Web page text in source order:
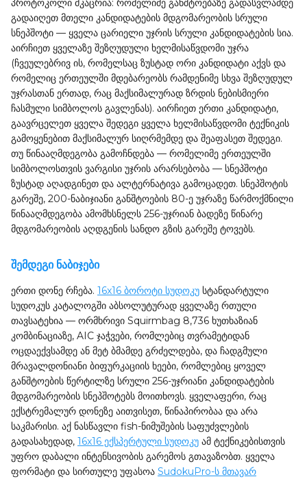
პროტოკოლი მკაცრია: რომელიმე განშტოებაზე გადასვლამდე
გადაიღეთ მთელი კანდიდატების მდგომარეობის სრული
სნეპშოტი — ყველა ცარიელი უჯრის სრული კანდიდატების სია.
აირჩიეთ ყველაზე შეზღუდული ხელმისაწვდომი უჯრა
(ჩვეულებრივ ის, რომელსაც ზუსტად ორი კანდიდატი აქვს და
რომელიც ერთეულში მდებარეობს რამდენიმე სხვა შეზღუდულ
უჯრასთან ერთად, რაც მაქსიმალურად ზრდის ნებისმიერი
ჩასმული სიმბოლოს გავლენას). აირჩიეთ ერთი კანდიდატი,
გაავრცელეთ ყველა შედეგი ყველა ხელმისაწვდომი ტექნიკის
გამოყენებით მაქსიმალურ სიღრმემდე და შეაფასეთ შედეგი.
თუ წინააღმდეგობა გამოჩნდება — რომელიმე ერთეულში
სიმბოლოსთვის ვარგისი უჯრის არარსებობა — სნეპშოტი
ზუსტად აღადგინეთ და ალტერნატივა გამოცადეთ. სნეპშოტის
გარეშე, 200-ნაბიჯიანი განშტოების 80-ე უჯრაზე წარმოქმნილი
წინააღმდეგობა ამომხსნელს 256-უჯრიან ბადეზე წინარე
მდგომარეობის აღდგენის სანდო გზის გარეშე ტოვებს.
შემდეგი ნაბიჯები
ერთი დონე რჩება. 16x16 ბოროტი სუდოკუ სტანდარტული
სუდოკუს კატალოგში აბსოლუტურად ყველაზე რთული
თავსატეხია — ორმხრივი Squirmbag 8,736 ხუთხაზიან
კომბინაციაზე, AIC ჯაჭვები, რომლებიც თვრამეტიდან
ოცდაექვსამდე ან მეტ ბმამდე გრძელდება, და ჩადგმული
მრავალდონიანი ბიფურკაციის ხეები, რომლებიც ყოველ
განშტოების წერტილზე სრული 256-უჯრიანი კანდიდატების
მდგომარეობის სნეპშოტებს მოითხოვს. ყველაფერი, რაც
ექსტრემალურ დონეზე აითვისეთ, წინაპირობაა და არა
საკმარისი. აქ ნასწავლი fish-ნიმუშების საფუძვლების
გადასახედად, 16x16 ექსპერტული სუდოკუ ამ ტექნიკებისთვის
უფრო დაბალი ინტენსივობის გარემოს გთავაზობთ. ყველა
ფორმატი და სირთულე უფასოა SudokuPro-ს მთავარ